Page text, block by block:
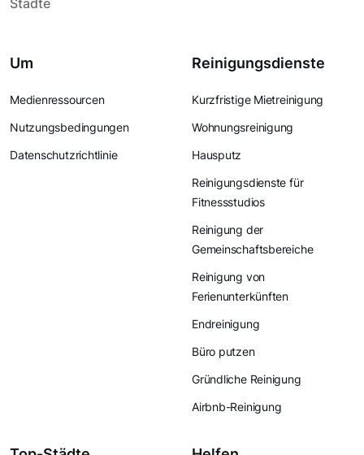
Städte
Um
Medienressourcen
Nutzungsbedingungen
Datenschutzrichtlinie
Reinigungsdienste
Kurzfristige Mietreinigung
Wohnungsreinigung
Hausputz
Reinigungsdienste für
Fitnessstudios
Reinigung der
Gemeinschaftsbereiche
Reinigung von
Ferienunterkünften
Endreinigung
Büro putzen
Gründliche Reinigung
Airbnb-Reinigung